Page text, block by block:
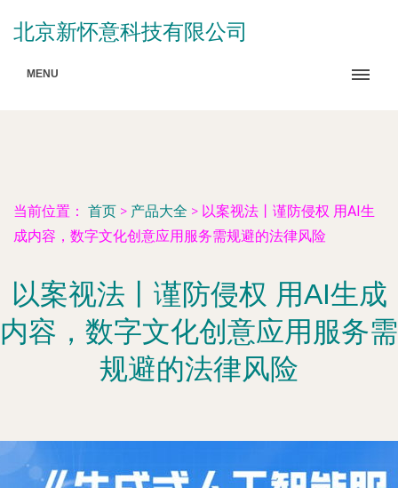
北京新怀意科技有限公司
MENU
当前位置： 首页 > 产品大全 > 以案视法丨谨防侵权 用AI生
成内容，数字文化创意应用服务需规避的法律风险
以案视法丨谨防侵权 用AI生成
内容，数字文化创意应用服务需
规避的法律风险